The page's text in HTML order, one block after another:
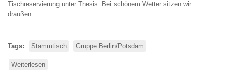
Tischreservierung unter Thesis. Bei schönem Wetter sitzen wir
draußen.
Tags Stammtisch Gruppe Berlin/Potsdam
Weiterlesen